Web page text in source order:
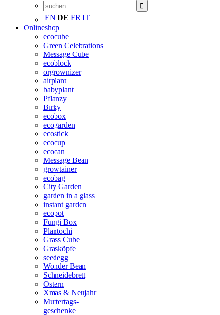
EN DE FR IT
Onlineshop
ecocube
Green Celebrations
Message Cube
ecoblock
orgrownizer
airplant
babyplant
Pflanzy
Birky
ecobox
ecogarden
ecostick
ecocup
ecocan
Message Bean
growtainer
ecobag
City Garden
garden in a glass
instant garden
ecopot
Fungi Box
Plantochi
Grass Cube
Grasköpfe
seedegg
Wonder Bean
Schneidebrett
Ostern
Xmas & Neujahr
Muttertags-
geschenke